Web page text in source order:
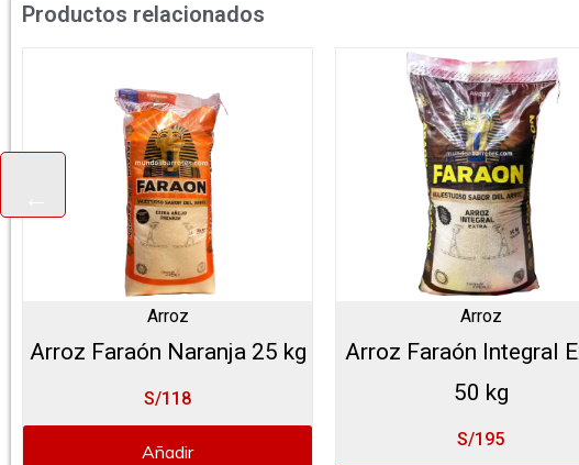
Productos relacionados
Arroz
Arroz Faraón Naranja 25 kg
S/118
Añadir
Arroz
Arroz Faraón Integral
50 kg
S/195